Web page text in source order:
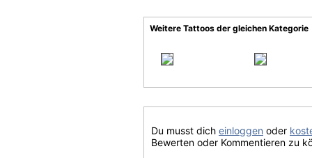
Weitere Tattoos der gleichen Kategorie
Du musst dich einloggen oder
Bewerten oder Kommentieren zu